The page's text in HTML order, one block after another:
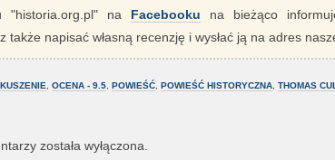
na Facebooku na bieżąco
także napisać własną recenzję i wysłać ją na adres
OCENA - 9.5, POWIEŚĆ, POWIEŚĆ HISTORYCZNA, THOMAS
została wyłączona.